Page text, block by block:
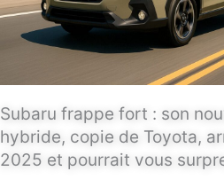
Subaru frappe fort : son
hybride, copie de Toyota,
2025 et pourrait vous